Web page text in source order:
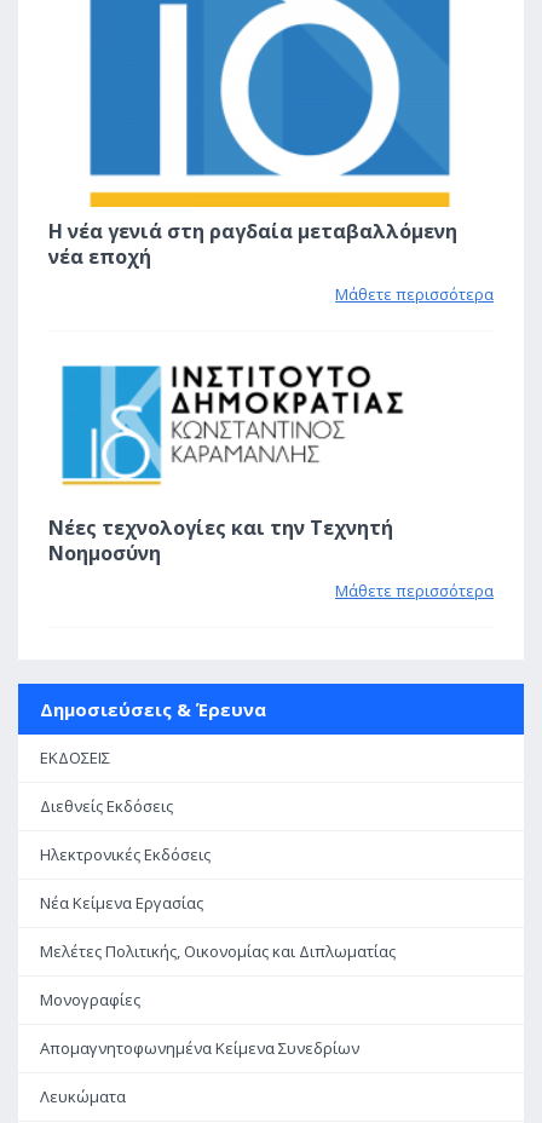
Η νέα γενιά στη ραγδαία μεταβαλλόμενη
νέα εποχή
Μάθετε περισσότερα
Νέες τεχνολογίες και την Τεχνητή
Νοημοσύνη
Μάθετε περισσότερα
Δημοσιεύσεις & Έρευνα
ΕΚΔΟΣΕΙΣ
Διεθνείς Εκδόσεις
Ηλεκτρονικές Εκδόσεις
Νέα Κείμενα Εργασίας
Μελέτες Πολιτικής, Οικονομίας και Διπλωματίας
Μονογραφίες
Απομαγνητοφωνημένα Κείμενα Συνεδρίων
Λευκώματα